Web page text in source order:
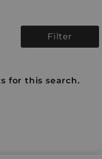
Filter
for this search.